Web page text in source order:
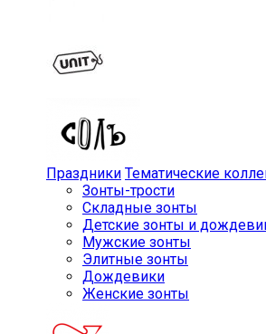
Праздники Тематические
Зонты-трости
Складные зонты
Детские зонты и
Мужские зонты
Элитные зонты
Дождевики
Женские зонты